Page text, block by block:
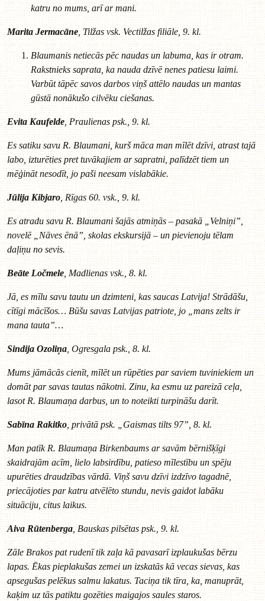
katru no mums, arī ar mani.
Marita Jermacāne , Tilžas vsk. Vectilžas filiāle, 9. kl.
Blaumanis netiecās pēc naudas un labuma, kas ir otram.
Rakstnieks saprata, ka nauda dzīvē nenes patiesu laimi.
Varbūt tāpēc savos darbos viņš attēlo naudas un mantas
gūstā nonākušo cilvēku ciešanas.
Evita Kaufelde, Praulienas psk., 9. kl.
Es satiku savu R. Blaumani, kurš māca man mīlēt dzīvi, atrast tajā
labo, izturēties pret tuvākajiem ar sapratni, palīdzēt tiem un
mēģināt nesodīt, jo paši neesam vislabākie.
Jūlija Kibjaro, Rīgas 60. vsk., 9. kl.
Es atradu savu R. Blaumani šajās atmiņās – pasakā „Velniņi”,
novelē „Nāves ēnā”, skolas ekskursijā – un pievienoju tēlam
daļiņu no sevis.
Beāte Ločmele, Madlienas vsk., 8. kl.
Jā, es mīlu savu tautu un dzimteni, kas saucas Latvija! Strādāšu,
cītīgi mācīšos… Būšu savas Latvijas patriote, jo „mans zelts ir
mana tauta”…
Sindija Ozoliņa , Ogresgala psk., 8. kl.
Mums jāmācās cienīt, mīlēt un rūpēties par saviem tuviniekiem un
domāt par savas tautas nākotni. Zinu, ka esmu uz pareizā ceļa,
lasot R. Blaumaņa darbus, un to noteikti turpināšu darīt.
Sabīna Rakitko , privātā psk. „Gaismas tilts 97”, 8. kl.
Man patīk R. Blaumaņa Birkenbaums ar savām bērnišķīgi
skaidrajām acīm, lielo labsirdību, patieso mīlestību un spēju
upurēties draudzības vārdā. Viņš savu dzīvi izdzīvo tagadnē,
priecājoties par katru atvēlēto stundu, nevis gaidot labāku
situāciju, citus laikus.
Aiva Rūtenberga , Bauskas pilsētas psk., 9. kl.
Zāle Brakos pat rudenī tik zaļa kā pavasarī izplaukušas bērzu
lapas. Ēkas pieplakušas zemei un izskatās kā vecas sievas, kas
apsegušas pelēkus salmu lakatus. Taciņa tik tīra, ka, manuprāt,
kaķim uz tās patiktu gozēties maigajos saules staros.